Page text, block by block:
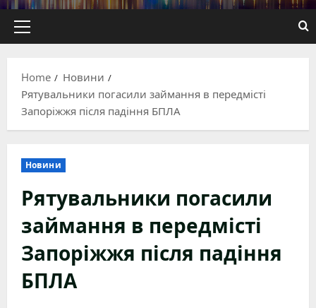
Primary
Home
Новини
Рятувальники погасили займання в передмісті
Запоріжжя після падіння БПЛА
Новини
Рятувальники погасили
займання в передмісті
Запоріжжя після падіння
БПЛА